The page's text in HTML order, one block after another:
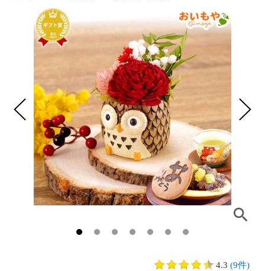
4.3 (9件)